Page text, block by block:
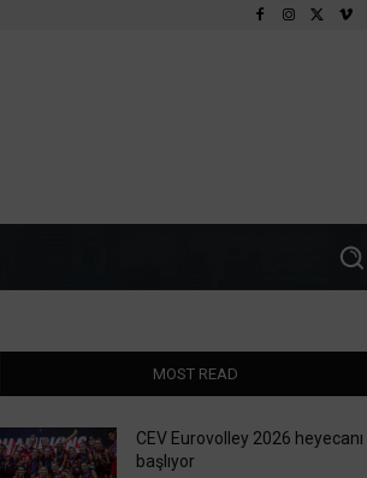
MOST READ
CEV Eurovolley 2026 heyecanı
başlıyor